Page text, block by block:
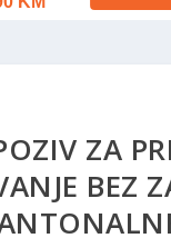
ZA
BEZ